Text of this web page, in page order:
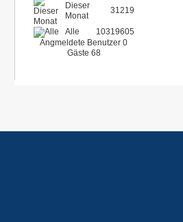
Dieser
Monat
31219
Alle
10319605
Angmeldete Benutzer 0
Gäste 68